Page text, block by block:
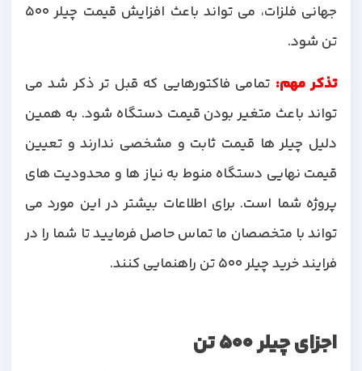
جهانی فلزات، می تواند باعث افزایش قیمت چیلر 500
تن شود.
تذکر مهم: تمامی فاکتورهایی که قبل تر ذکر شد می
تواند باعث متغیر بودن قیمت دستگاه شود. به همین
دلیل چیلر ها قیمت ثابت و مشخصی ندارند و تعیین
قیمت نهایی دستگاه منوط به نیاز ها و محدودیت های
پروژه شما است. برای اطلاعات بیشتر در این مورد می
تواند با متخصصان ما تماس حاصل فرمایید تا شما را در
فرایند خرید چیلر 500 تن راهنمایی کنند.
اجزای چیلر 500 تن